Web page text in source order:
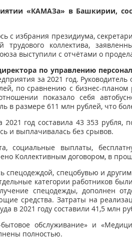
«КАМАЗа» в Башкирии,
с избрания президиума,
трудового коллектива,
выступили с отчётами о
по управлению
за 2021 год.
по сравнению с бизнес-
показало себя
в размере 611 млн рублей, что
2021 год составила 43 353
и выплачивалась без срывов.
социальные выплаты,
Коллективным договором, в
спецодеждой, спецобувью и
категории работников
спецодежды, дополнен
средства. Затраты на
в 2021 году составили 41,5 млн
обслуживание» и
полностью.